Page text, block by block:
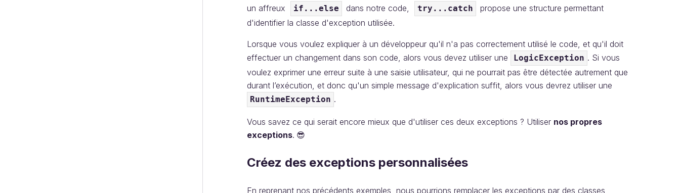
un affreux
if...else dans notre code, try...catch
propose une structure permettant
d'identifier la classe d'exception utilisée.
Lorsque vous voulez expliquer à un développeur qu'il n'a pas correctement utilisé le code, et qu'il doit
effectuer un changement dans son code, alors vous devez utiliser une
LogicException . Si vous
voulez exprimer une erreur suite à une saisie utilisateur, qui ne pourrait pas être détectée autrement que
durant l’exécution, et donc qu'un simple message d'explication suffit, alors vous devrez utiliser une
RuntimeException .‌
Vous savez ce qui serait encore mieux que d'utiliser ces deux exceptions ? Utiliser nos propres
exceptions. 😎‌
Créez des exceptions personnalisées
En reprenant nos précédents exemples, nous pourrions remplacer les exceptions par des classes